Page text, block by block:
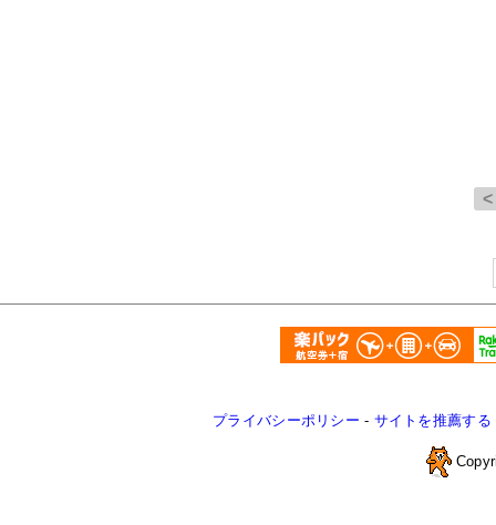
プライバシーポリシー - サイトを推薦する